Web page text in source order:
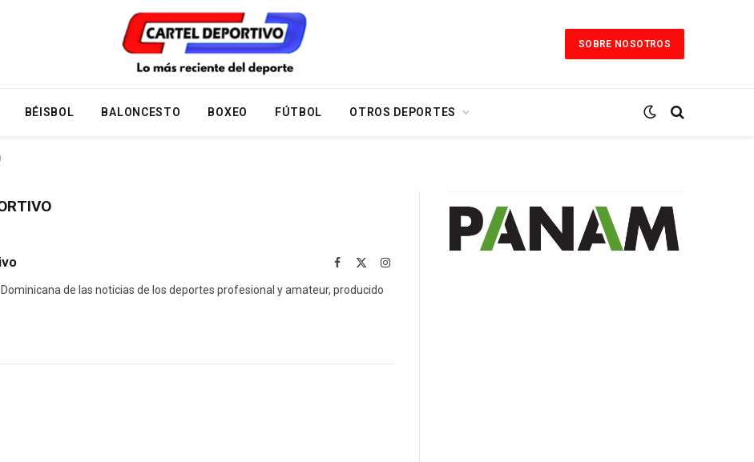
SOBRE NOSOTROS
BÉISBOL BALONCESTO BOXEO FÚTBOL OTROS DEPORTES
Facebook Instagram
de las noticias de los deportes profesional y amateur, producido